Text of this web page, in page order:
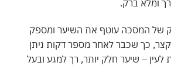
ברק.
עוטף את השיער ומספק
כך שכבר לאחר מספר דקות ניתן
– שיער חלק יותר, רך למגע ובעל